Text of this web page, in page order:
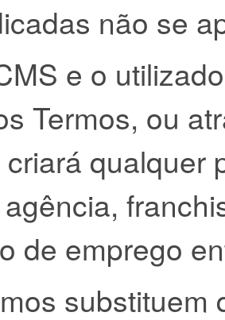
não se
e o
Termos, ou
qualquer
de emprego